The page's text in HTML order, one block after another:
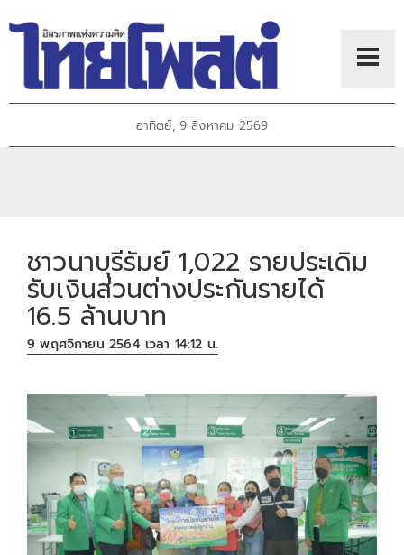
อาทิตย์, 9 สิงหาคม 2569
ชาวนาบุรีรัมย์ 1,022 รายประเดิม
รับเงินส่วนต่างประกันรายได้
16.5 ล้านบาท
9 พฤศจิกายน 2564 เวลา 14:12 น.